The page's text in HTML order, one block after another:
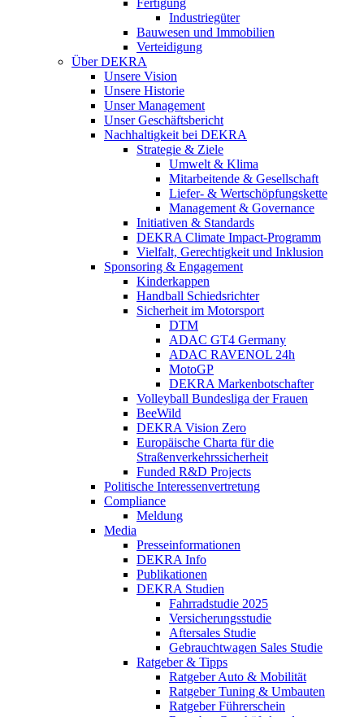
Industriegüter
Bauwesen und Immobilien
Verteidigung
Über DEKRA
Unsere Vision
Unsere Historie
Unser Management
Unser Geschäftsbericht
Nachhaltigkeit bei DEKRA
Strategie & Ziele
Umwelt & Klima
Mitarbeitende & Gesellschaft
Liefer- & Wertschöpfungskette
Management & Governance
Initiativen & Standards
DEKRA Climate Impact-Programm
Vielfalt, Gerechtigkeit und Inklusion​
Sponsoring & Engagement
Kinderkappen
Handball Schiedsrichter
Sicherheit im Motorsport
DTM
ADAC GT4 Germany
ADAC RAVENOL 24h
MotoGP
DEKRA Markenbotschafter
Volleyball Bundesliga der Frauen
BeeWild
DEKRA Vision Zero
Europäische Charta für die
Straßenverkehrssicherheit
Funded R&D Projects
Politische Interessenvertretung
Compliance
Meldung
Media
Presseinformationen
DEKRA Info
Publikationen
DEKRA Studien
Fahrradstudie 2025
Versicherungsstudie
Aftersales Studie
Gebrauchtwagen Sales Studie
Ratgeber & Tipps
Ratgeber Auto & Mobilität
Ratgeber Tuning & Umbauten
Ratgeber Führerschein